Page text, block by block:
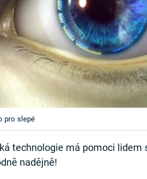
pro slepé
technologie má pomoci lidem
nadějně!